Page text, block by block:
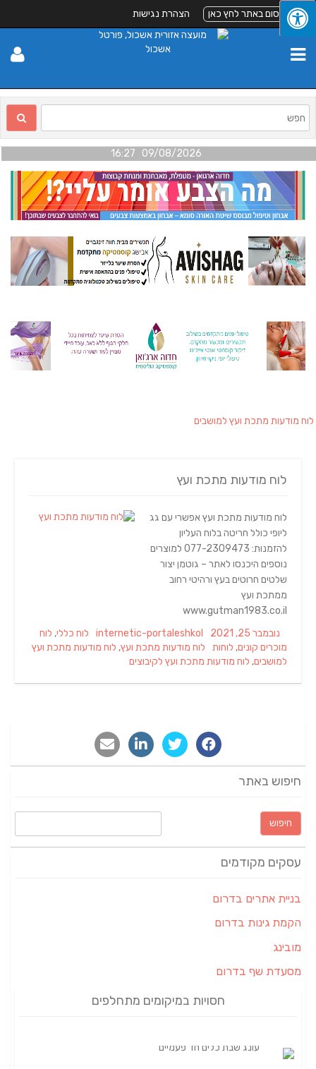
לפרסום באתר לחץ כאן הצהרת נגישות
09/08/2026 16:27
לוח מודעות מתכת ועץ למושבים
לוח מודעות מתכת ועץ
לוח מודעות מתכת ועץ אפשרי עם גג
ליופי כולל חריטה בלוח העליון
להזמנות: 077-2309473 למוצרים
נוספים היכנסו לאתר – גוטמן יצור
שלטים חרוטים בעץ ורהיטי רחוב
ממתכת ועץ
www.gutman1983.co.il
Posted
on
נובמבר 25, 2021 Author
internetic-portaleshkol
Categories
לוח כללי, לוח
מוכרים קונים, לוחות Tags
לוח מודעות מתכת ועץ, לוח מודעות מתכת ועץ
למושבים, לוח מודעות מתכת ועץ לקיבוצים
חיפוש באתר
חיפוש:
עסקים מקודמים
בניית אתרים בדרום
הקמת גינות בדרום
מובינג
מסעדת שף בדרום
חסויות במיקומים מתחלפים